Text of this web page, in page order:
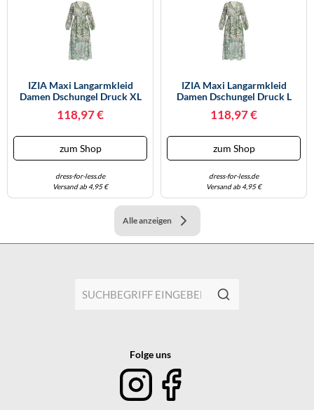
IZIA Maxi Langarmkleid
Damen Dschungel Druck XL
118,97 €
zum Shop
dress-for-less.de
Versand ab 4,95 €
IZIA Maxi Langarmkleid
Damen Dschungel Druck L
118,97 €
zum Shop
dress-for-less.de
Versand ab 4,95 €
Alle anzeigen
Folge uns